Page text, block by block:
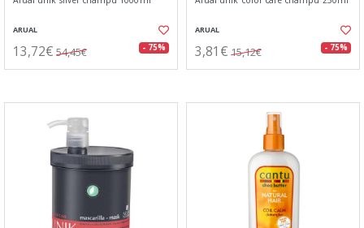
ARUAL
13,72€ 54,45€ - 75%
ARUAL
3,81€ 15,12€ - 75%